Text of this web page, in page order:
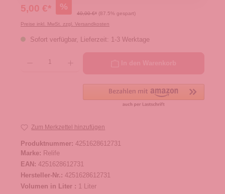
5,00 €* %
40,00 €* (87.5% gespart)
Preise inkl. MwSt. zzgl. Versandkosten
Sofort verfügbar, Lieferzeit: 1-3 Werktage
Zum Merkzettel hinzufügen
Produktnummer: 4251628612731
Marke: Relife
EAN: 4251628612731
Hersteller-Nr.: 4251628612731
Volumen in Liter : 1 Liter